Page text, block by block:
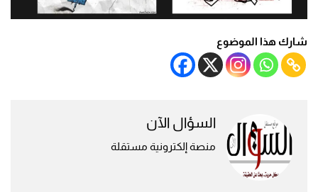
شارك هذا الموضوع
السؤال الآن
منصة إلكترونية مستقلة